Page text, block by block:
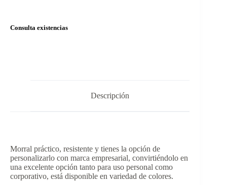
Consulta existencias
Descripción
Morral práctico, resistente y tienes la opción de
personalizarlo con marca empresarial, convirtiéndolo en
una excelente opción tanto para uso personal como
corporativo, está disponible en variedad de colores.